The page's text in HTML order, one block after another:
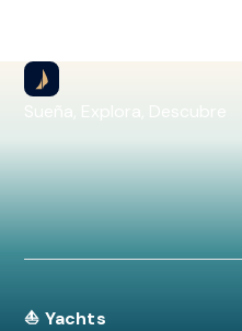
⛵ Yachts